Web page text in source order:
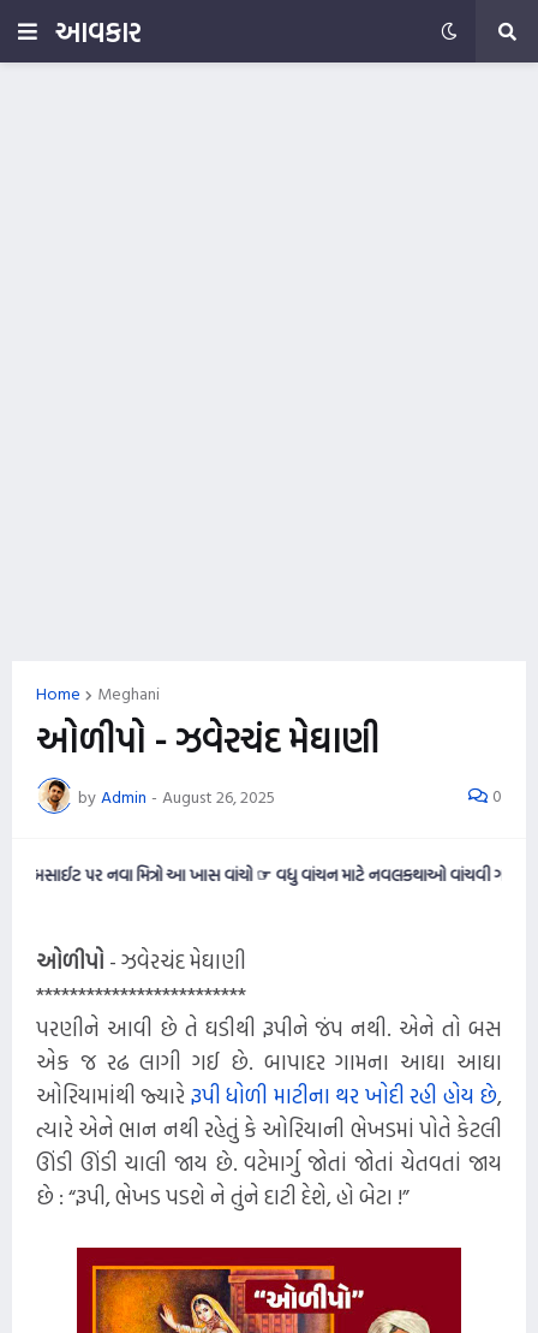
આવકાર
Home Meghani
ઓળીપો - ઝવેરચંદ મેઘાણી
byAdmin - August 26, 2025 0
પર નવા મિત્રો આ ખાસ વાંચો ☞ વધુ વાંચન માટે નવલકથાઓ વાંચવી ગમતી હોય
ઓળીપો - ઝવેરચંદ મેઘાણી
*************************
પરણીને આવી છે તે ઘડીથી રૂપીને જંપ નથી. એને તો બસ
એક જ રઢ લાગી ગઈ છે. બાપાદર ગામના આઘા આઘા
ઓરિયામાંથી જ્યારે રૂપી ધોળી માટીના થર ખોદી રહી હોય છે,
ત્યારે એને ભાન નથી રહેતું કે ઓરિયાની ભેખડમાં પોતે કેટલી
ઊંડી ઊંડી ચાલી જાય છે. વટેમાર્ગુ જોતાં જોતાં ચેતવતાં જાય
છે : “રૂપી, ભેખડ પડશે ને તુંને દાટી દેશે, હો બેટા !”